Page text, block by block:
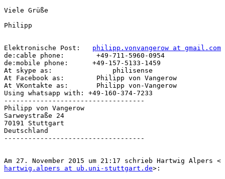
Viele Grüße
Philipp
Elektronische Post: philipp.vonvangerow at gmail.com
de:cable phone:        +49-711-5960-0954
de:mobile phone:      +49-157-5133-1459
At skype as:               philisense
At Facebook as:        Philipp von Vangerow
At VKontakte as:       Philipp von-Vangerow
Using whatsapp with: +49-160-374-7233
-----------------------------------
Philipp von Vangerow
Sarweystraße 24
70191 Stuttgart
Deutschland
-----------------------------------
hartwig.alpers at ub.uni-stuttgart.de>: